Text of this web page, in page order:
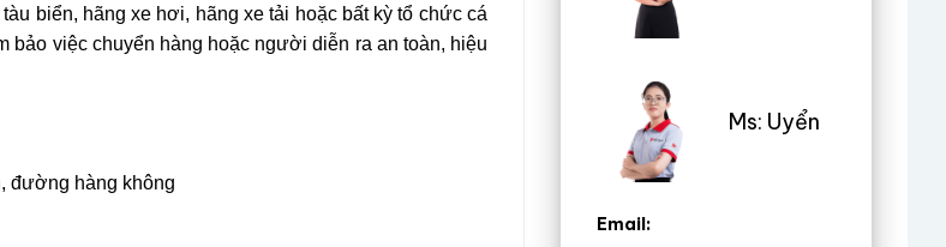
biển, hãng xe hơi, hãng xe tải hoặc bất kỳ tổ chức cá
bảo việc chuyển hàng hoặc người diễn ra an toàn, hiệu
đường hàng không
Ms: Uyển
Email: